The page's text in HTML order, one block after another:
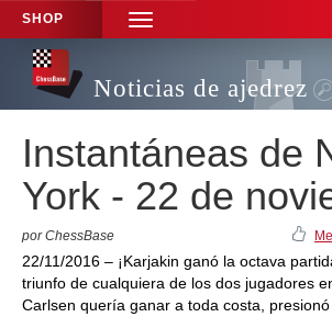
SHOP
TOGGLE
NAVIGATION
Noticias de ajedrez
Instantáneas de
York - 22 de
por ChessBase
22/11/2016 – ¡Karjakin ganó la octava
triunfo de cualquiera de los dos jugadores
Carlsen quería ganar a toda costa,